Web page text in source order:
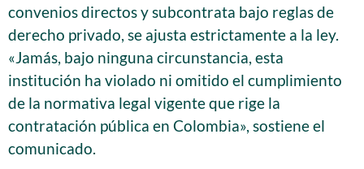
convenios directos y subcontrata bajo reglas de
derecho privado, se ajusta estrictamente a la ley.
«Jamás, bajo ninguna circunstancia, esta
institución ha violado ni omitido el cumplimiento
de la normativa legal vigente que rige la
contratación pública en Colombia», sostiene el
comunicado.